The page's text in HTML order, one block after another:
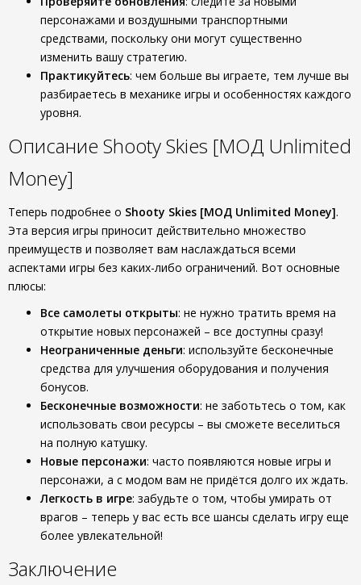
персонажами и воздушными транспортными
средствами, поскольку они могут существенно
изменить вашу стратегию.
Практикуйтесь: чем больше вы играете, тем лучше вы
разбираетесь в механике игры и особенностях каждого
уровня.
Описание Shooty Skies [МОД Unlimited
Money]
Теперь подробнее о Shooty Skies [МОД Unlimited Money].
Эта версия игры приносит действительно множество
преимуществ и позволяет вам наслаждаться всеми
аспектами игры без каких-либо ограничений. Вот основные
плюсы:
Все самолеты открыты: не нужно тратить время на
открытие новых персонажей – все доступны сразу!
Неограниченные деньги: используйте бесконечные
средства для улучшения оборудования и получения
бонусов.
Бесконечные возможности: не заботьтесь о том, как
использовать свои ресурсы – вы сможете веселиться
на полную катушку.
Новые персонажи: часто появляются новые игры и
персонажи, а с модом вам не придётся долго их ждать.
Легкость в игре: забудьте о том, чтобы умирать от
врагов – теперь у вас есть все шансы сделать игру еще
более увлекательной!
Заключение